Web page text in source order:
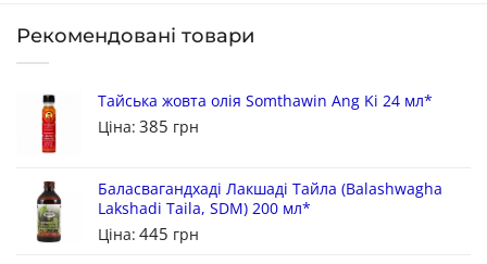
Рекомендовані товари
Тайська жовта олія Somthawin Ang Ki 24 мл*
Ціна: 385 грн
Баласвагандхаді Лакшаді Тайла (Balashwagha
Lakshadi Taila, SDM) 200 мл*
Ціна: 445 грн